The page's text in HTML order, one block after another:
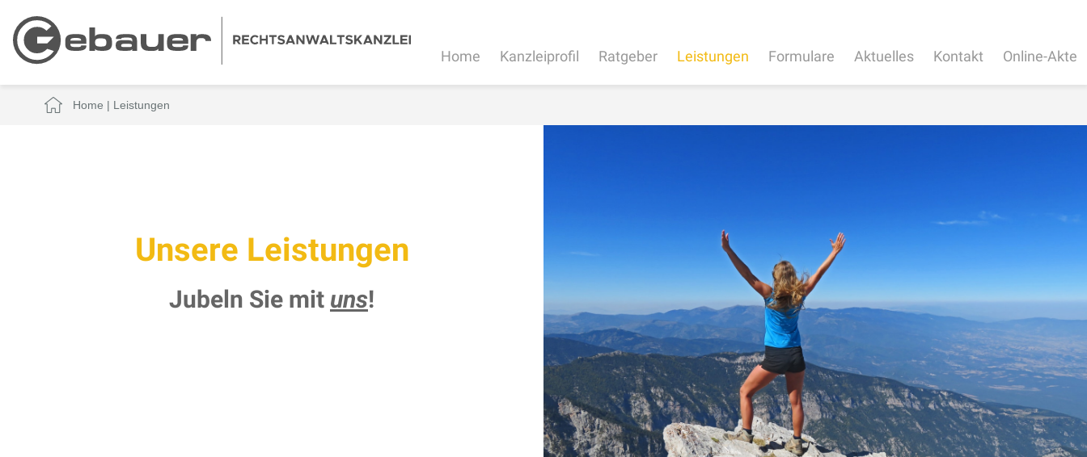
Home Kanzleiprofil Ratgeber Leistungen Formulare Aktuelles Kontakt Online-Akte
Home | Leistungen
Unsere Leistungen
Jubeln Sie mit uns!